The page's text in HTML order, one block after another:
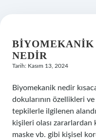
BIYOMEKANIK
NEDIR
Tarih: Kasım 13, 2024
Biyomekanik nedir
dokularının özellikleri
tepkilerle ilgilenen
kişileri olası
maske vb. gibi kişisel